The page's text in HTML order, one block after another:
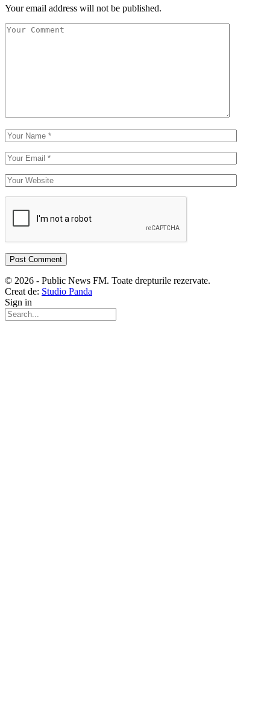
Your email address will not be published.
© 2026 - Public News FM. Toate drepturile rezervate.
Creat de: Studio Panda
Sign in